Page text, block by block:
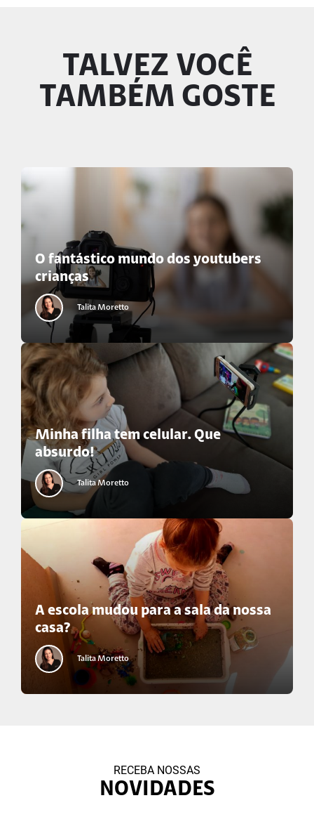
TALVEZ VOCÊ
TAMBÉM GOSTE
O fantástico mundo dos youtubers
crianças
Talita Moretto
Minha filha tem celular. Que
absurdo!
Talita Moretto
A escola mudou para a sala da nossa
casa?
Talita Moretto
RECEBA NOSSAS
NOVIDADES